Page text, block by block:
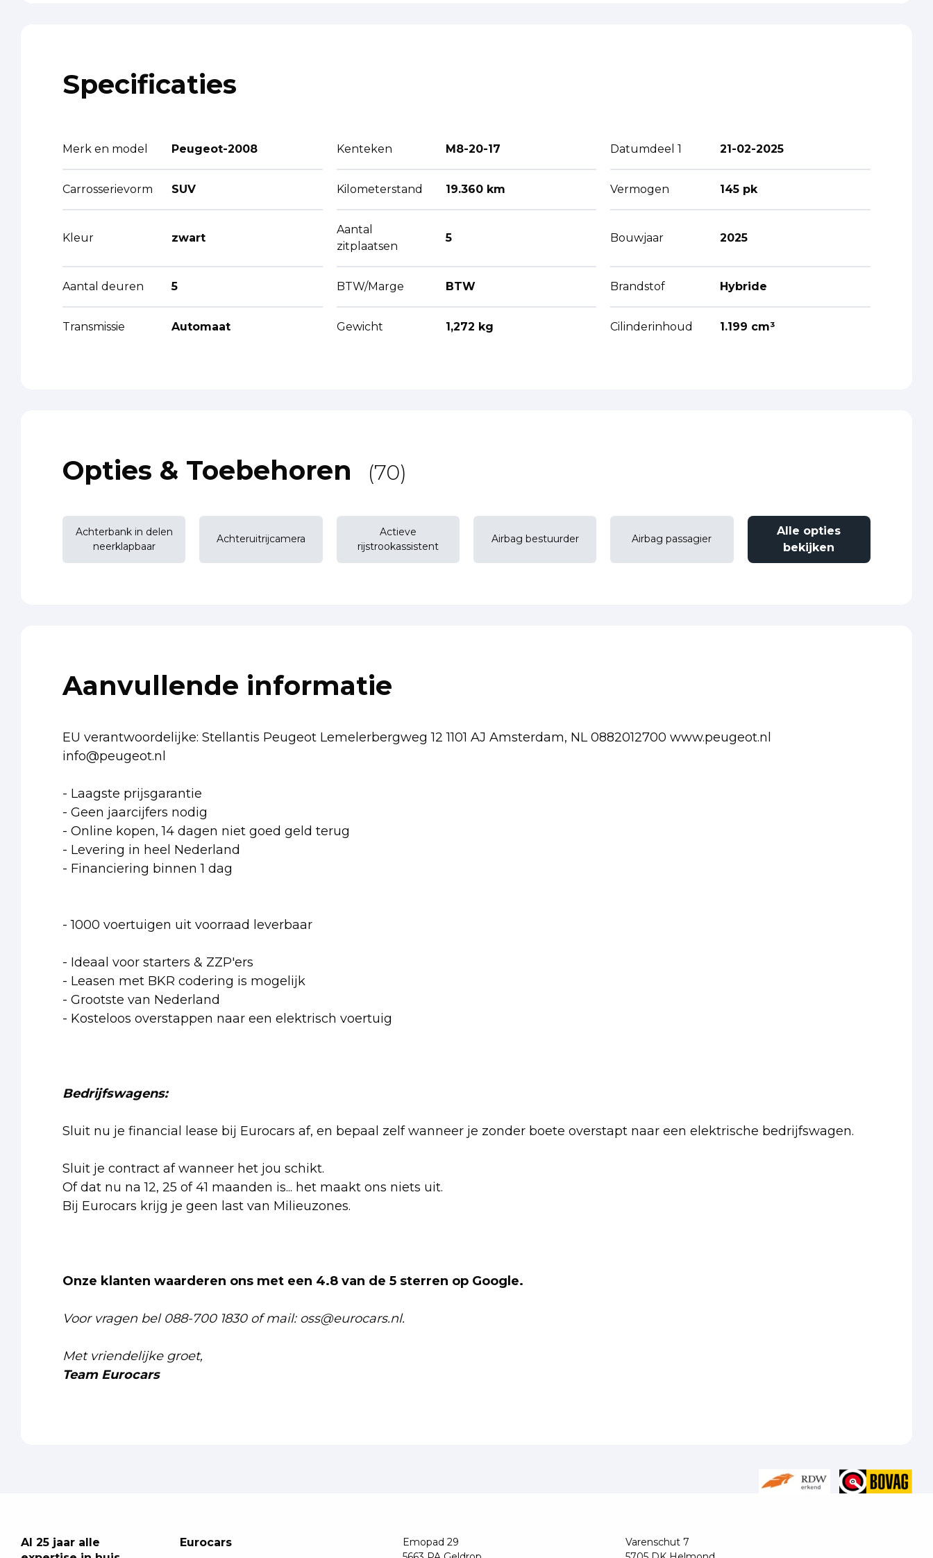
Specificaties
Merk en model Peugeot-2008 Kenteken M8-20-17 Datumdeel 1 21-02-2025
Carrosserievorm SUV Kilometerstand 19.360 km Vermogen 145 pk
Kleur zwart
Aantal
zitplaatsen
5 Bouwjaar 2025
Aantal deuren 5 BTW/Marge BTW Brandstof Hybride
Transmissie Automaat Gewicht 1,272 kg Cilinderinhoud 1.199 cm³
Opties & Toebehoren (70)
Achterbank in delen
neerklapbaar
Achteruitrijcamera
Actieve
rijstrookassistent
Airbag bestuurder Airbag passagier
Alle opties
bekijken
Aanvullende informatie
EU verantwoordelijke: Stellantis Peugeot Lemelerbergweg 12 1101 AJ Amsterdam, NL 0882012700 www.peugeot.nl
info@peugeot.nl
- Laagste prijsgarantie
- Geen jaarcijfers nodig
- Online kopen, 14 dagen niet goed geld terug
- Levering in heel Nederland
- Financiering binnen 1 dag
- 1000 voertuigen uit voorraad leverbaar
- Ideaal voor starters & ZZP'ers
- Leasen met BKR codering is mogelijk
- Grootste van Nederland
- Kosteloos overstappen naar een elektrisch voertuig
Bedrijfswagens:
Sluit nu je financial lease bij Eurocars af, en bepaal zelf wanneer je zonder boete overstapt naar een elektrische bedrijfswagen.
Sluit je contract af wanneer het jou schikt.
Of dat nu na 12, 25 of 41 maanden is... het maakt ons niets uit.
Bij Eurocars krijg je geen last van Milieuzones.
Onze klanten waarderen ons met een 4.8 van de 5 sterren op Google.
Voor vragen bel 088-700 1830 of mail: oss@eurocars.nl.
Met vriendelijke groet,
Team Eurocars
Al 25 jaar alle
Eurocars
Emopad 29
Varenschut 7